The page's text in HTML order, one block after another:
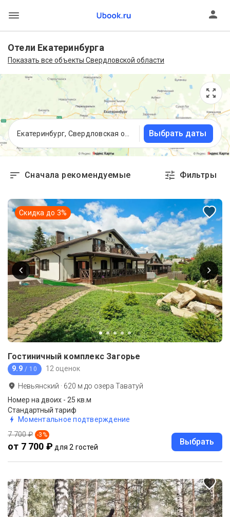
Отели Екатеринбурга
Показать все объекты Свердловской области
Выбрать даты
Сначала рекомендуемые Фильтры
Скидка до 3%
Гостиничный комплекс Загорье
9.9 / 10 12 оценок
Невьянский · 620 м до озера Таватуй
Номер на двоих - 25 кв.м
Стандартный тариф
Моментальное подтверждение
7 700 ₽ -3 %
от 7 700 ₽ для 2 гостей
Выбрать